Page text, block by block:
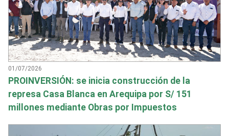
01/07/2026
PROINVERSIÓN: se inicia construcción de la
represa Casa Blanca en Arequipa por S/ 151
millones mediante Obras por Impuestos